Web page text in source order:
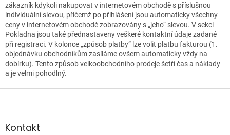
zákazník kdykoli nakupovat v internetovém obchodě s příslušnou
individuální slevou, přičemž po přihlášení jsou automaticky všechny
ceny v internetovém obchodě zobrazovány s „jeho“ slevou. V sekci
Pokladna jsou také přednastaveny veškeré kontaktní údaje zadané
při registraci. V kolonce „způsob platby“ lze volit platbu fakturou (1.
objednávku obchodníkům zasíláme ovšem automaticky vždy na
dobírku). Tento způsob velkoobchodního prodeje šetří čas a náklady
a je velmi pohodlný.
Z
aKontakt